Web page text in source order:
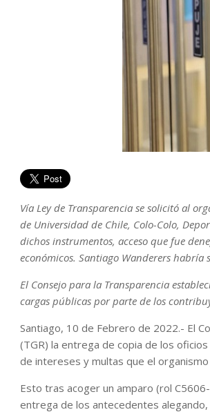
Vía Ley de Transparencia se solicitó al
de Universidad de Chile, Colo-Colo,
dichos instrumentos, acceso que fue
económicos. Santiago Wanderers
El Consejo para la Transparencia
cargas públicas por parte de los
Santiago, 10 de Febrero de 2022.- El
(TGR) la entrega de copia de los
de intereses y multas que el
Esto tras acoger un amparo (rol
entrega de los antecedentes